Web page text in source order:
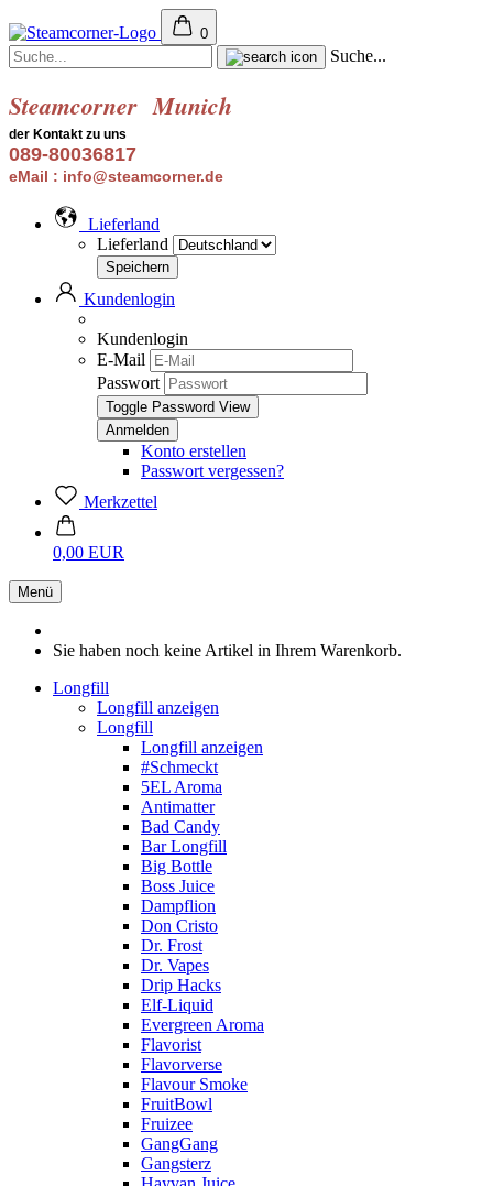
0
Suche...
Steamcorner Munich
der Kontakt zu uns
089-80036817
eMail : info@steamcorner.de
Lieferland
Lieferland
Kundenlogin
Kundenlogin
E-Mail
Passwort
Toggle Password View
Konto erstellen
Passwort vergessen?
Merkzettel
0,00 EUR
Menü
Sie haben noch keine Artikel in Ihrem Warenkorb.
Longfill
Longfill anzeigen
Longfill
Longfill anzeigen
#Schmeckt
5EL Aroma
Antimatter
Bad Candy
Bar Longfill
Big Bottle
Boss Juice
Dampflion
Don Cristo
Dr. Frost
Dr. Vapes
Drip Hacks
Elf-Liquid
Evergreen Aroma
Flavorist
Flavorverse
Flavour Smoke
FruitBowl
Fruizee
GangGang
Gangsterz